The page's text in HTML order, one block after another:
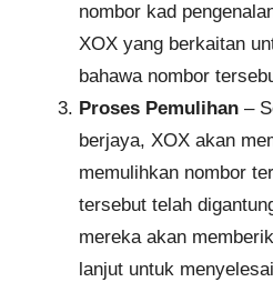
nombor kad
XOX yang berkaitan
bahawa nombor
Proses Pemulihan –
berjaya, XOX akan
memulihkan nombor
tersebut telah
mereka akan
lanjut untuk